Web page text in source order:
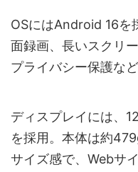
電子書籍・
音楽再生
約9時間
通信規格
Wi-Fi 6
Widevine
OSにはAndroid 16を
面録画、長いスクリ
プライバシー保護な
ディスプレイには、
を採用。本体は約
サイズ感で、Webサ